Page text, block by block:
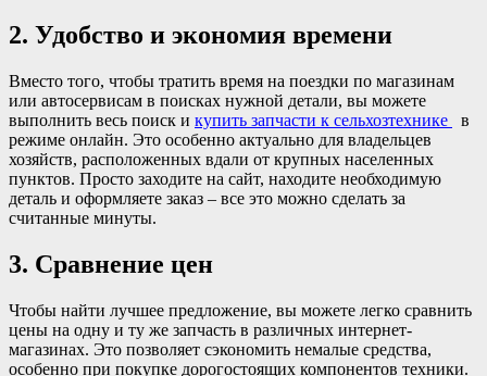
2. Удобство и экономия времени
Вместо того, чтобы тратить время на поездки по магазинам
или автосервисам в поисках нужной детали, вы можете
выполнить весь поиск и купить запчасти к сельхозтехнике
в
режиме онлайн. Это особенно актуально для владельцев
хозяйств, расположенных вдали от крупных населенных
пунктов. Просто заходите на сайт, находите необходимую
деталь и оформляете заказ – все это можно сделать за
считанные минуты.
3. Сравнение цен
Чтобы найти лучшее предложение, вы можете легко сравнить
цены на одну и ту же запчасть в различных интернет-
магазинах. Это позволяет сэкономить немалые средства,
особенно при покупке дорогостоящих компонентов техники.